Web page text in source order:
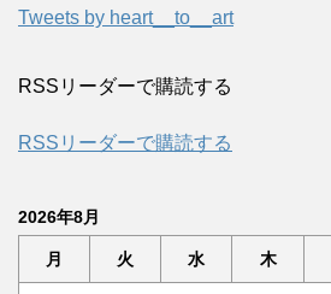
Tweets by heart__to__art
RSSリーダーで購読する
RSSリーダーで購読する
2026年8月
月 火 水 木